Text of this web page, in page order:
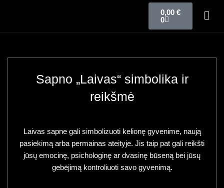
0,00 €
0
Sapno „Laivas“ simbolika ir
reikšmė
Laivas sapne gali simbolizuoti kelionę gyvenime, naują
pasiekimą arba permainas ateityje. Jis taip pat gali reikšti
jūsų emocinę, psichologinę ar dvasinę būseną bei jūsų
gebėjimą kontroliuoti savo gyvenimą.